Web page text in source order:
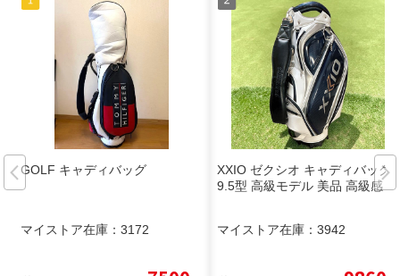
GOLF キャディバッグ
マイストア在庫： 3172
XXIO ゼクシオ キャディバッグ
9.5型 高級モデル 美品 高級感
マイストア在庫： 3942